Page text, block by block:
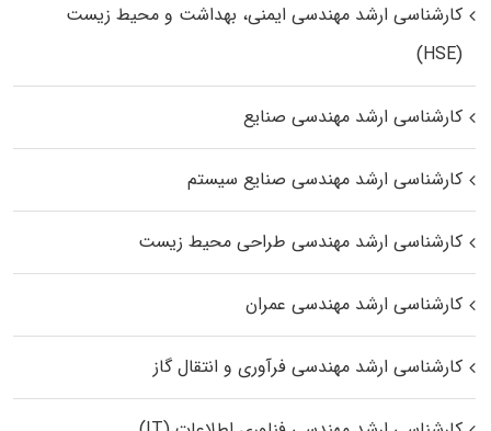
کارشناسی ارشد مهندسی ایمنی، بهداشت و محیط زیست
(HSE)
کارشناسی ارشد مهندسی صنایع
کارشناسی ارشد مهندسی صنایع سیستم
کارشناسی ارشد مهندسی طراحی محیط زیست
کارشناسی ارشد مهندسی عمران
کارشناسی ارشد مهندسی فرآوری و انتقال گاز